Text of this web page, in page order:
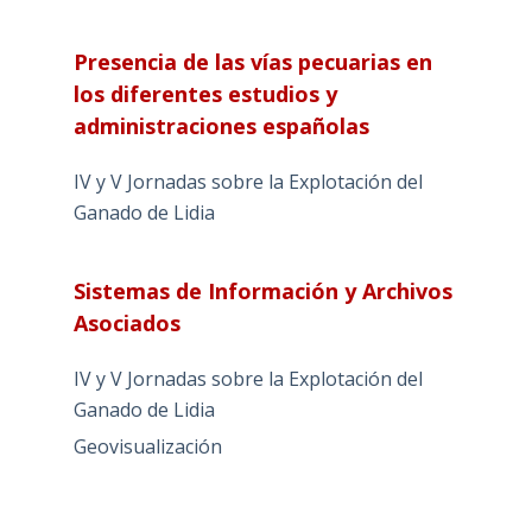
Presencia de las vías pecuarias en
los diferentes estudios y
administraciones españolas
IV y V Jornadas sobre la Explotación del
Ganado de Lidia
Sistemas de Información y Archivos
Asociados
IV y V Jornadas sobre la Explotación del
Ganado de Lidia
Geovisualización